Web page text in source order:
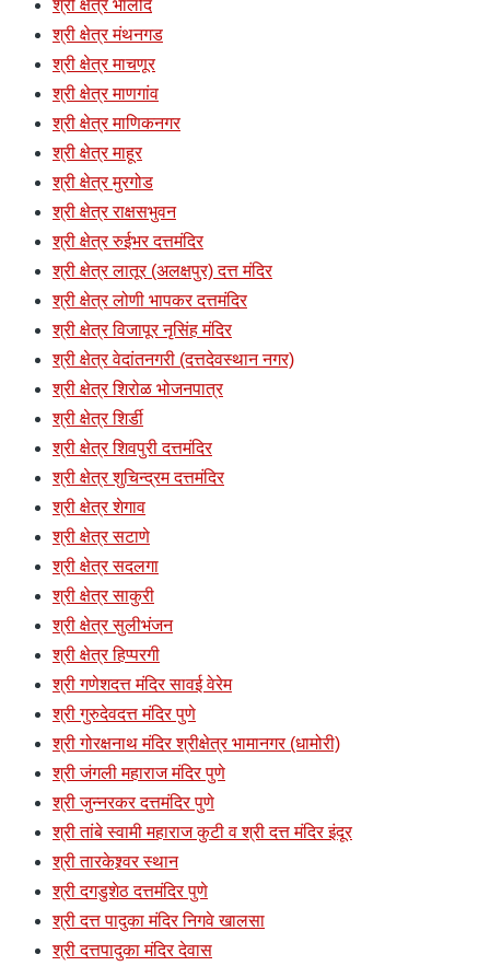
श्री क्षेत्र भालोद
श्री क्षेत्र मंथनगड
श्री क्षेत्र माचणूर
श्री क्षेत्र माणगांव
श्री क्षेत्र माणिकनगर
श्री क्षेत्र माहूर
श्री क्षेत्र मुरगोड
श्री क्षेत्र राक्षसभुवन
श्री क्षेत्र रुईभर दत्तमंदिर
श्री क्षेत्र लातूर (अलक्षपुर) दत्त मंदिर
श्री क्षेत्र लोणी भापकर दत्तमंदिर
श्री क्षेत्र विजापूर नृसिंह मंदिर
श्री क्षेत्र वेदांतनगरी (दत्तदेवस्थान नगर)
श्री क्षेत्र शिरोळ भोजनपात्र
श्री क्षेत्र शिर्डी
श्री क्षेत्र शिवपुरी दत्तमंदिर
श्री क्षेत्र शुचिन्द्रम दत्तमंदिर
श्री क्षेत्र शेगाव
श्री क्षेत्र सटाणे
श्री क्षेत्र सदलगा
श्री क्षेत्र साकुरी
श्री क्षेत्र सुलीभंजन
श्री क्षेत्र हिप्परगी
श्री गणेशदत्त मंदिर सावई वेरेम
श्री गुरुदेवदत्त मंदिर पुणे
श्री गोरक्षनाथ मंदिर श्रीक्षेत्र भामानगर (धामोरी)
श्री जंगली महाराज मंदिर पुणे
श्री जुन्नरकर दत्तमंदिर पुणे
श्री तांबे स्वामी महाराज कुटी व श्री दत्त मंदिर इंदूर
श्री तारकेश्र्वर स्थान
श्री दगडुशेठ दत्तमंदिर पुणे
श्री दत्त पादुका मंदिर निगवे खालसा
श्री दत्तपादुका मंदिर देवास